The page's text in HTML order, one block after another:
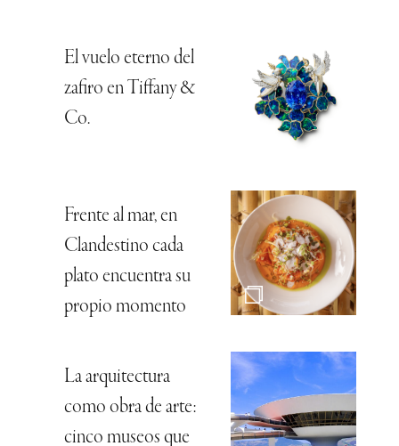
El vuelo eterno del
zafiro en Tiffany &
Co.
Frente al mar, en
Clandestino cada
plato encuentra su
propio momento
La arquitectura
como obra de arte:
cinco museos que